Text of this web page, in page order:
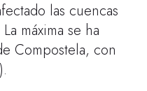
las cuencas
máxima se ha
Compostela, con
).